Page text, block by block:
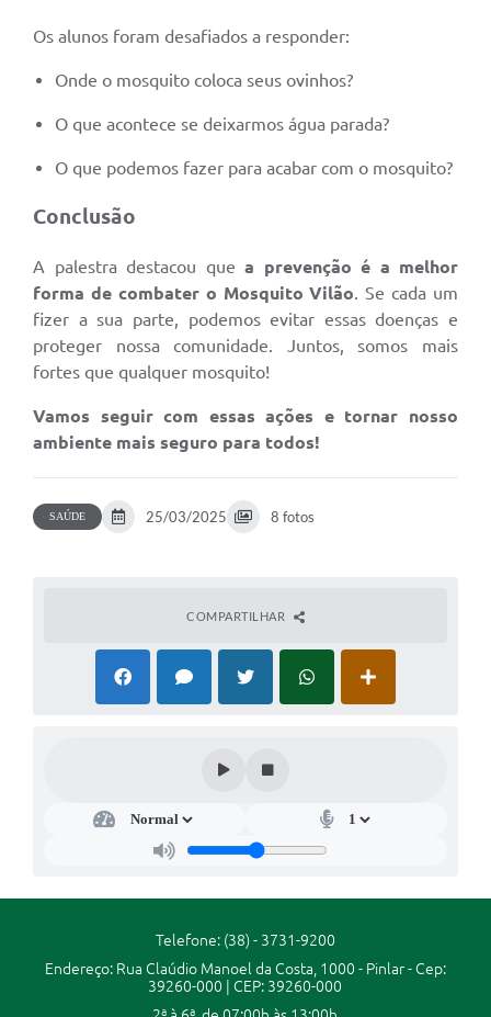
Os alunos foram desafiados a responder:
Onde o mosquito coloca seus ovinhos?
O que acontece se deixarmos água parada?
O que podemos fazer para acabar com o mosquito?
Conclusão
A palestra destacou que a prevenção é a melhor
forma de combater o Mosquito Vilão. Se cada um
fizer a sua parte, podemos evitar essas doenças e
proteger nossa comunidade. Juntos, somos mais
fortes que qualquer mosquito!
Vamos seguir com essas ações e tornar nosso
ambiente mais seguro para todos!
SAÚDE 25/03/2025 8 fotos
COMPARTILHAR
Telefone: (38) - 3731-9200
Endereço: Rua Claúdio Manoel da Costa, 1000 - Pinlar - Cep:
39260-000 | CEP: 39260-000